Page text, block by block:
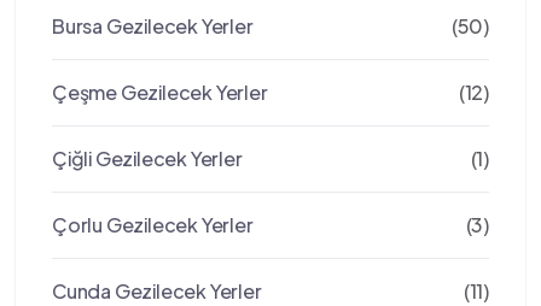
Bursa Gezilecek Yerler (50)
Çeşme Gezilecek Yerler (12)
Çiğli Gezilecek Yerler (1)
Çorlu Gezilecek Yerler (3)
Cunda Gezilecek Yerler (11)